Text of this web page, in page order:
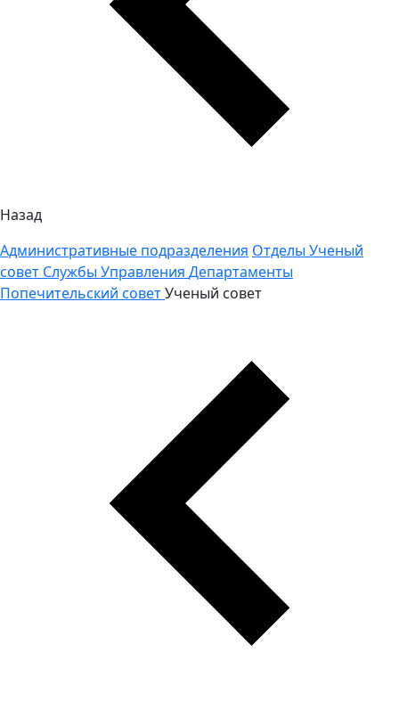
Назад
Административные подразделения Отделы Ученый
совет Службы Управления Департаменты
Попечительский советУченый совет